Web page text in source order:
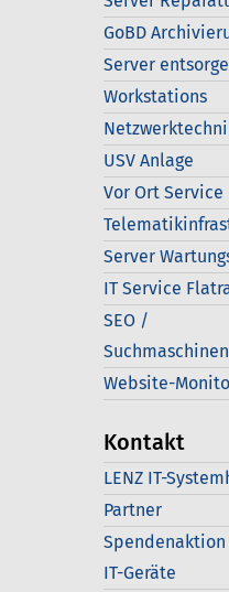
GoBD
Server
Workstations
USV Anlage
Vor Ort Service
Server
IT Service
SEO /
Website-
Kontakt
LENZ IT-
Partner
IT-Geräte